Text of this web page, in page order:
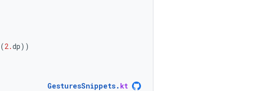
(2.dp))
GesturesSnippets. kt